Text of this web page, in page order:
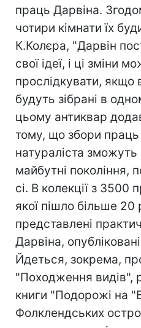
праць Дарвіна.
чотири кімнати їх
К.Колєра, "Дарвін
свої ідеї, і ці зміни
прослідкувати, якщо
будуть зібрані в
цьому антиквар
тому, що збори праць
натураліста зможуть
майбутні покоління,
сі. В колекції з 3500
якої пішло більше 20
представлені
Дарвіна,
Йдеться, зокрема,
"Походження видів",
книги "Подорожі на
Фолклендських